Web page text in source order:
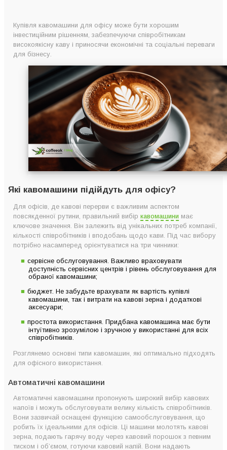
Купівля кавомашини для офісу може бути хорошим
інвестиційним рішенням, забезпечуючи співробітникам
високоякісну каву і приносячи економічні та соціальні переваги
для бізнесу.
Які кавомашини підійдуть для офісу?
Для офісів, де кавові перерви є важливим аспектом
повсякденної рутини, правильний вибір кавомашини має
ключове значення. Він залежить від унікальних потреб компанії,
кількості співробітників і вподобань щодо кави. Під час вибору
потрібно насамперед орієнтуватися на три чинники:
сервісне обслуговування. Важливо враховувати
доступність сервісних центрів і рівень обслуговування для
обраної кавомашини;
бюджет. Не забудьте врахувати як вартість купівлі
кавомашини, так і витрати на кавові зерна і додаткові
аксесуари;
простота використання. Придбана кавомашина має бути
інтуїтивно зрозумілою і зручною у використанні для всіх
співробітників.
Розглянемо основні типи кавомашин, які оптимально підходять
для офісного використання.
Автоматичні кавомашини
Автоматичні кавомашини пропонують широкий вибір кавових
напоїв і можуть обслуговувати велику кількість співробітників.
Вони зазвичай оснащені функцією самообслуговування, що
робить їх ідеальними для офісів. Ці машини молотять кавові
зерна, подають гарячу воду через кавовий порошок з певним
тиском і об’ємом, готуючи кавовий напій. Вони надають